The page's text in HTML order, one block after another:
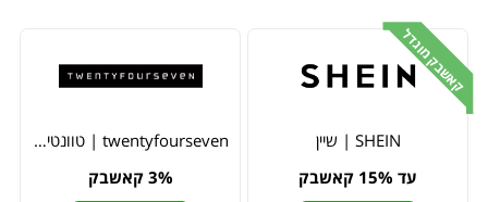
קאשבק מוגדל
SHEIN | שיין
עד 15% קאשבק
twentyfourseven | טוונטי פור סבן
3% קאשבק